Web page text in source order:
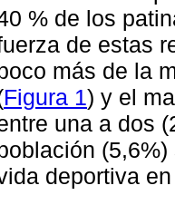
% de los
de estas
más de la
Figura 1) y el
una a dos
deportiva